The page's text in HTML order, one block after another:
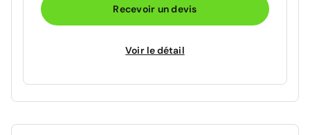
Recevoir un devis
Voir le détail